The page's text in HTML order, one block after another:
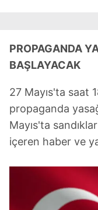
PROPAGANDA
BAŞLAYACAK
27 Mayıs'ta saat
propaganda
Mayıs'ta
içeren haber ve